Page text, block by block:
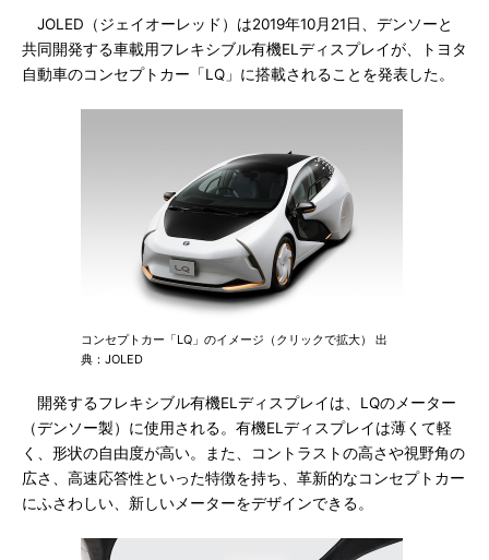
JOLED（ジェイオーレッド）は2019年10月21日、デンソーと
共同開発する車載用フレキシブル有機ELディスプレイが、トヨタ
自動車のコンセプトカー「LQ」に搭載されることを発表した。
コンセプトカー「LQ」のイメージ（クリックで拡大） 出
典：JOLED
開発するフレキシブル有機ELディスプレイは、LQのメーター
（デンソー製）に使用される。有機ELディスプレイは薄くて軽
く、形状の自由度が高い。また、コントラストの高さや視野角の
広さ、高速応答性といった特徴を持ち、革新的なコンセプトカー
にふさわしい、新しいメーターをデザインできる。